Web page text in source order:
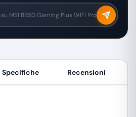
Specifiche Recensioni